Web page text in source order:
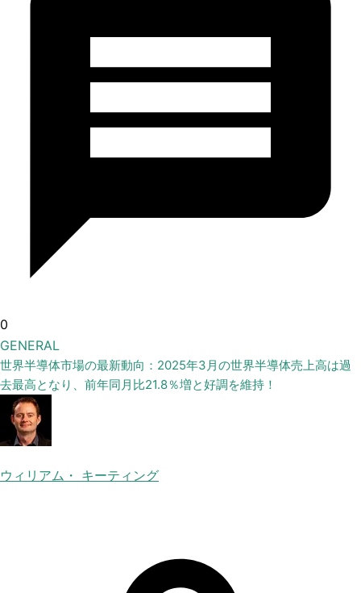
0
GENERAL
世界半導体市場の最新動向：2025年3月の世界半導体売上高は過
去最高となり、前年同月比21.8％増と好調を維持！
ウィリアム・ キーティング